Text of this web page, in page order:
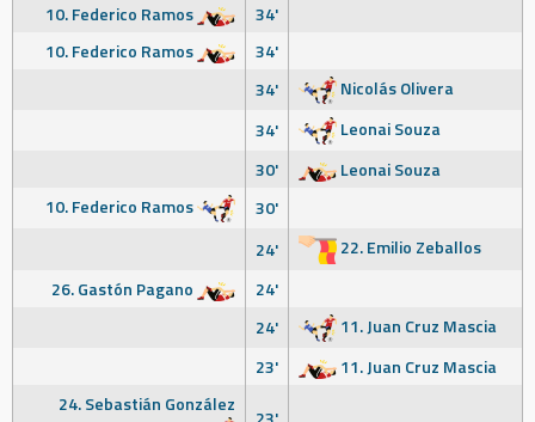
10. Federico Ramos
34'
10. Federico Ramos
34'
34'
Nicolás Olivera
34'
Leonai Souza
30'
Leonai Souza
10. Federico Ramos
30'
24'
22. Emilio Zeballos
26. Gastón Pagano
24'
24'
11. Juan Cruz Mascia
23'
11. Juan Cruz Mascia
24. Sebastián González